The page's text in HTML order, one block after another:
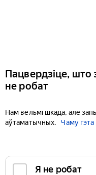
Пацвердзіце, што
не робат
Нам вельмі шкада, але
аўтаматычных.
Чаму
Я не робат